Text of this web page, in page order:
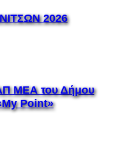
2026
ΜΕΑ του Δήμου
Point»